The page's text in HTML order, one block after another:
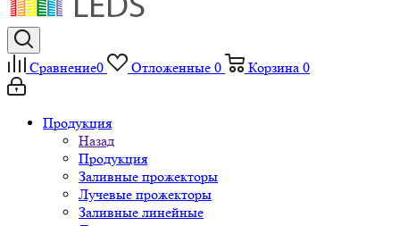
Сравнение0 Отложенные 0 Корзина 0
Продукция
Назад
Продукция
Заливные прожекторы
Лучевые прожекторы
Заливные линейные